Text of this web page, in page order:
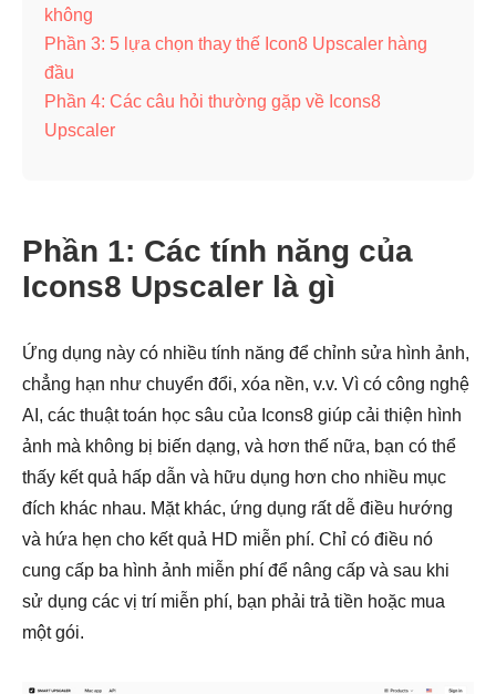
không
Phần 3: 5 lựa chọn thay thế Icon8 Upscaler hàng
đầu
Phần 4: Các câu hỏi thường gặp về Icons8
Upscaler
Phần 1: Các tính năng của
Icons8 Upscaler là gì
Ứng dụng này có nhiều tính năng để chỉnh sửa hình ảnh,
chẳng hạn như chuyển đổi, xóa nền, v.v. Vì có công nghệ
AI, các thuật toán học sâu của Icons8 giúp cải thiện hình
ảnh mà không bị biến dạng, và hơn thế nữa, bạn có thể
thấy kết quả hấp dẫn và hữu dụng hơn cho nhiều mục
đích khác nhau. Mặt khác, ứng dụng rất dễ điều hướng
và hứa hẹn cho kết quả HD miễn phí. Chỉ có điều nó
cung cấp ba hình ảnh miễn phí để nâng cấp và sau khi
sử dụng các vị trí miễn phí, bạn phải trả tiền hoặc mua
một gói.